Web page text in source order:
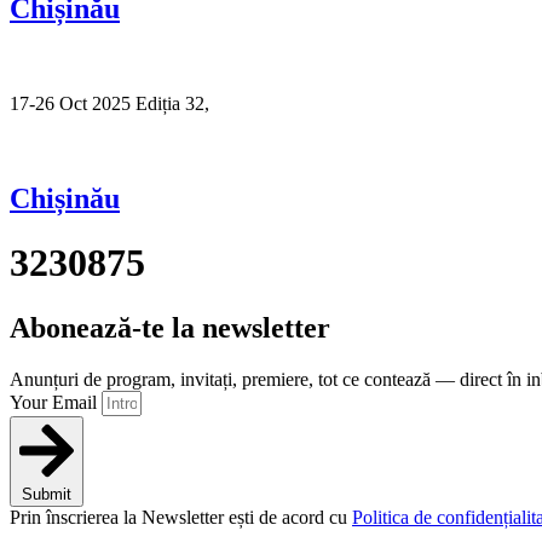
Chișinău
17-26 Oct 2025 Ediția 32,
Chișinău
3230875
Abonează-te la newsletter
Anunțuri de program, invitați, premiere, tot ce contează — direct în
Your Email
Submit
Prin înscrierea la Newsletter ești de acord cu Politica de